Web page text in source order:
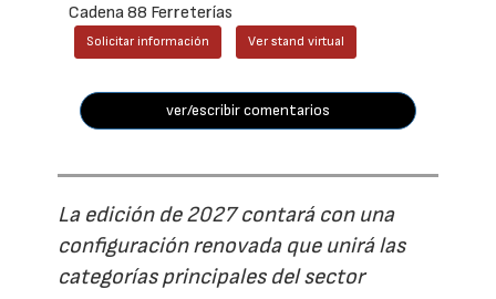
Cadena 88 Ferreterías
Solicitar información Ver stand virtual
ver/escribir comentarios
La edición de 2027 contará con una
configuración renovada que unirá las
categorías principales del sector